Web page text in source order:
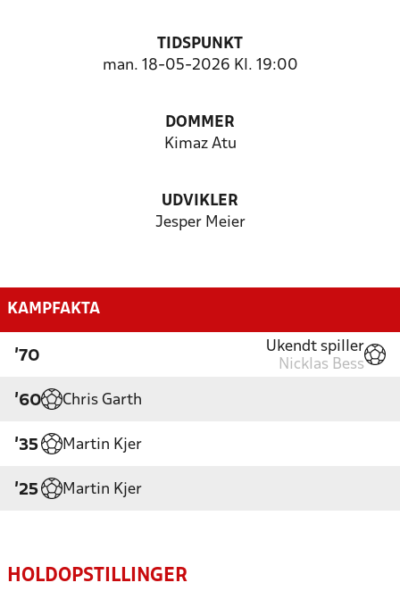
TIDSPUNKT
man. 18-05-2026 Kl. 19:00
DOMMER
Kimaz Atu
UDVIKLER
Jesper Meier
KAMPFAKTA
'70
Ukendt spiller
Nicklas Bess
'60 Chris Garth
'35 Martin Kjer
'25 Martin Kjer
HOLDOPSTILLINGER